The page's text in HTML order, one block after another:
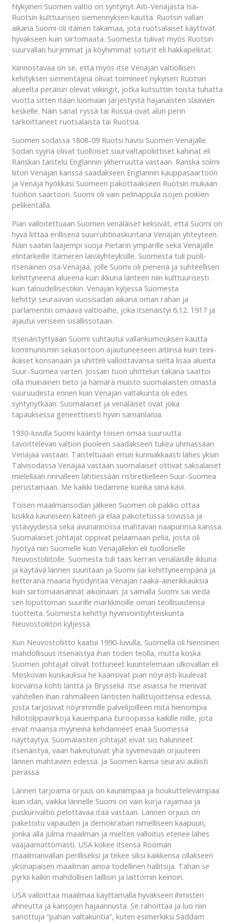
Nykyinen Suomen valtio on syntynyt Äiti-Venäjästä Isä-
Ruotsin kulttuurisen siemennyksen kautta. Ruotsin vallan
aikana Suomi oli itäinen takamaa, jota ruotsalaiset käyttivät
hyväkseen kuin siirtomaata. Suomesta tulivat myös Ruotsin
suurvallan hurjimmat ja köyhimmät soturit eli hakkapeliitat.
Kiinnostavaa on se, että myös itse Venäjän valtiollisen
kehityksen siementäjinä olivat toimineet nykyisen Ruotsin
alueelta peräisin olevat viikingit, jotka kutsuttiin toista tuhatta
vuotta sitten itään luomaan järjestystä hajanaisten slaavien
keskelle. Näin sanat ryssä tai Russia ovat alun perin
tarkoittaneet ruotsalaista tai Ruotsia.
Suomen sodassa 1808-09 Ruotsi hävisi Suomen Venäjälle.
Sodan syynä olivat tuolloiset suurvaltapoliittiset kahinat eli
Ranskan taistelu Englannin yliherruutta vastaan. Ranska solmi
liiton Venäjän kanssa saadakseen Englannin kauppasaartoon
ja Venäjä hyökkäsi Suomeen pakottaakseen Ruotsin mukaan
tuohon saartoon. Suomi oli vain pelinappula isojen poikien
pelikentällä.
Pian valloitettuaan Suomen venäläiset keksivät, että Suomi on
hyvä liittää erillisenä suurruhtinaskuntana Venäjän yhteyteen.
Näin saatiin laajempi suoja Pietarin ympärille sekä Venäjälle
elintärkeille Itämeren laivayhteyksille. Suomesta tuli puoli-
itsenäinen osa Venäjää, jolle Suomi oli pienenä ja suhteellisen
kehittyneenä alueena kuin ikkuna länteen niin kulttuurisesti
kuin taloudellisestikin. Venäjän kyljessä Suomesta
kehittyi seuraavan vuosisadan aikana oman rahan ja
parlamentin omaava valtioaihe, joka itsenäistyi 6.12. 1917 ja
ajautui veriseen sisällissotaan.
Itsenäistyttyään Suomi suhtautui vallankumouksen kautta
kommunismin sekasortoon ajautuneeseen äitiinsä kuin teini-
ikäiset konsanaan ja uhitteli valloittavansa sieltä lisää alueita
Suur-Suomea varten. Jossain tuon uhittelun takana saattoi
olla muinainen tieto ja hämärä muisto suomalaisten omasta
suuruudesta ennen kuin Venäjän valtakunta oli edes
syntynytkään. Suomalaiset ja venäläiset ovat joka
tapauksessa geneettisesti hyvin samanlaisia.
1930-luvulla Suomi kääntyi toisen omaa suuruutta
tavoittelevan valtion puoleen saadakseen tukea uhmassaan
Venäjää vastaan. Taisteltuaan ensin kunniakkaasti lähes yksin
Talvisodassa Venäjää vastaan suomalaiset ottivat saksalaiset
mielellään rinnalleen lähtiessään ristiretkelleen Suur-Suomea
perustamaan. Me kaikki tiedämme kuinka siinä kävi.
Toisen maailmansodan jälkeen Suomen oli pakko ottaa
lusikka kauniiseen käteen ja elää pakotetussa sovussa ja
ystävyydessä sekä avunannossa mahtavan naapurinsa kanssa.
Suomalaiset johtajat oppivat pelaamaan peliä, josta oli
hyötyä niin Suomelle kuin Venäjällekin eli tuolloiselle
Neuvostoliitolle. Suomesta tuli taas kerran venäläisille ikkuna
ja käytävä lännen suuntaan ja Suomi sai kehittyneempänä ja
ketteränä maana hyödyntää Venäjän raaka-ainerikkauksia
kuin siirtomaaisännät aikoinaan. Ja samalla Suomi sai viedä
sen loputtoman suurille markkinoille oman teollisuutensa
tuotteita. Suomesta kehittyi hyvinvointiyhteiskunta
Neuvostoliiton kyljessä.
Kun Neuvostoliitto kaatui 1990-luvulla, Suomella oli hienoinen
mahdollisuus itsenäistyä ihan toden teolla, mutta koska
Suomen johtajat olivat tottuneet kuuntelemaan ulkovallan eli
Moskovan kuiskauksia he käänsivät pian nöyrästi kuulevat
korvansa kohti länttä ja Brysseliä. Itse asiassa he menivät
vähitellen ihan rähmälleen läntisten hallitsijoittensa edessä,
josta tarjosivat nöyrimmille palvelijoilleen mitä hienompia
hillotolppavirkoja kauempana Euroopassa kaikille niille, jota
eivät maansa myyneinä kehdanneet enää Suomessa
näyttäytyä. Suomalaisten johtajat eivät siis halunneet
itsenäistyä, vaan hakeutuivat yhä syvenevään orjuuteen
lännen mahtavien edessä. Ja Suomen kansa seurasi auliisti
perässä.
Lännen tarjoama orjuus on kauniimpaa ja houkuttelevampaa
kuin idän, vaikka lännelle Suomi on vain kurja rajamaa ja
puskurivaltio pelottavaa itää vastaan. Lännen orjuus on
paketoitu vapauden ja demokratian nimelliseen kaapuun,
jonka alla julma maailman ja mielten valloitus etenee lähes
vääjäämättömästi. USA kokee itsensä Rooman
maailmanvallan perilliseksi ja tekee siksi kaikkensa ollakseen
yksinapaisen maailman ainoa todellinen hallitsija. Tähän se
pyrkii kaikin mahdollisen laillisin ja laittomin keinoin.
USA valloittaa maailmaa käyttämällä hyväkseen ihmisten
ahneutta ja kansojen hajaannusta. Se rahoittaa ja luo niin
sanottuja ”pahan valtakuntia”, kuten esimerkiksi Saddam